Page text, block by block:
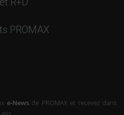
PROMAX
e-Newsde PROMAX et recevez dans